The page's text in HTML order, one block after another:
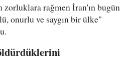
zorluklara rağmen İran'ın bugün
onurlu ve saygın bir ülke"